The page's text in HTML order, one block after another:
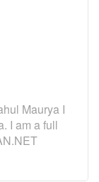
Maurya I
I am a full